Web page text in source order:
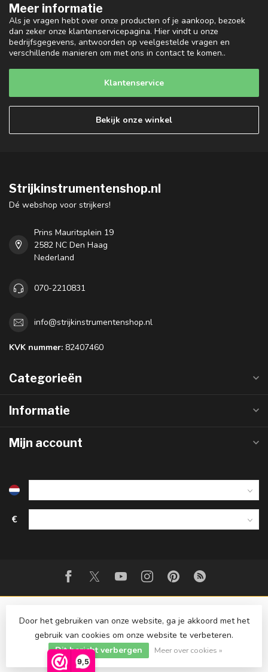
9,5
Meer informatie
Als je vragen hebt over onze producten of je aankoop, bezoek
dan zeker onze klantenservicepagina. Hier vindt u onze
bedrijfsgegevens, antwoorden op veelgestelde vragen en
verschillende manieren om met ons in contact te komen..
Klantenservice
Bekijk onze winkel
Strijkinstrumentenshop.nl
Dé webshop voor strijkers!
Prins Mauritsplein 19
2582 NC Den Haag
Nederland
070-2210831
info@strijkinstrumentenshop.nl
KVK nummer: 82407460
Categorieën
Informatie
Mijn account
€
© Copyright 2026 Strijkinstrumentenshop.nl
Door het gebruiken van onze website, ga je akkoord met het
gebruik van cookies om onze website te verbeteren.
Dit bericht verbergen
Meer over cookies »